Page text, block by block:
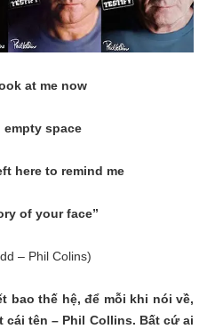
at me now
empty space
here to remind me
of your face”
– Phil Colins)
bao thế hệ, để mỗi khi nói về,
tên – Phil Collins. Bất cứ ai